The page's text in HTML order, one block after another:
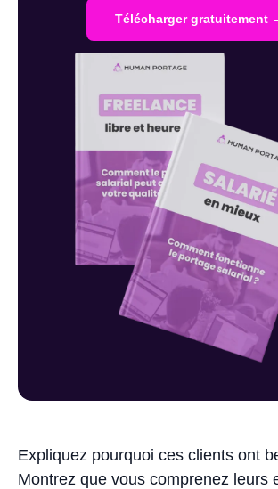
Télécharger gratuitement
Expliquez pourquoi ces clients ont
Montrez que vous comprenez leurs